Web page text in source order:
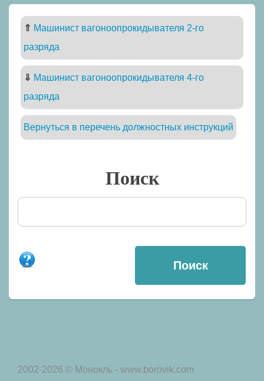
⇑ Машинист вагоноопрокидывателя 2-го
разряда
⇓ Машинист вагоноопрокидывателя 4-го
разряда
Вернуться в перечень должностных инструкций
Поиск
2002-2026 © Монокль - www.borovik.com